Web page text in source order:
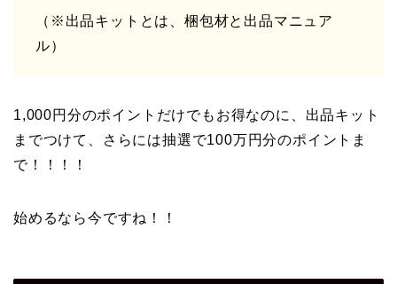
（※出品キットとは、梱包材と出品マニュア
ル）
1,000円分のポイントだけでもお得なのに、出品キット
までつけて、さらには抽選で100万円分のポイントま
で！！！！
始めるなら今ですね！！